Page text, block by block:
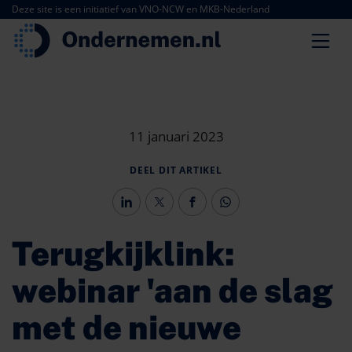
Deze site is een initiatief van VNO-NCW en MKB-Nederland
11 januari 2023
DEEL DIT ARTIKEL
Terugkijklink:
webinar 'aan de slag
met de nieuwe